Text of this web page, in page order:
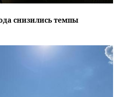
снизились темпы